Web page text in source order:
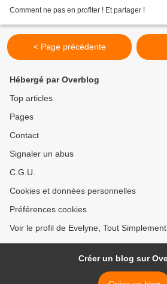
Comment ne pas en profiter ! Et partager !
< Page précédente
Hébergé par Overblog
Top articles
Pages
Contact
Signaler un abus
C.G.U.
Cookies et données personnelles
Préférences cookies
Voir le profil de Evelyne, Tout
Créer un blog sur